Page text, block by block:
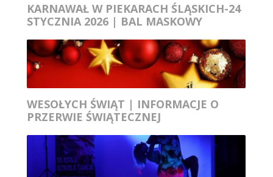
KARNAWAŁ W PIEKARACH ŚLĄSKICH-24
STYCZNIA 2026 | BAL MASKOWY
WESOŁYCH ŚWIĄT | INFORMACJE O
PRZERWIE ŚWIĄTECZNEJ